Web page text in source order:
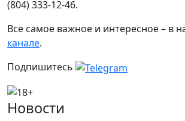
(804) 333-12-46.
Все самое важное и интересное – в
канале.
Подпишитесь
Новости